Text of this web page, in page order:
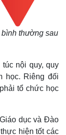
thường sau
nội quy, quy
học. Riêng đối
tổ chức học
dục và Đào
hiện tốt các